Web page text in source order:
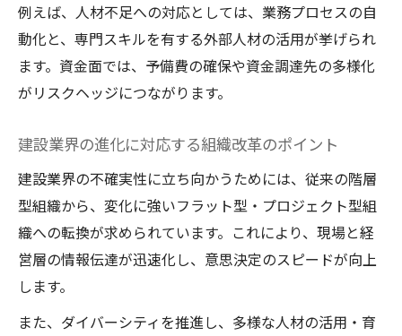
例えば、人材不足への対応としては、業務プロセスの自
動化と、専門スキルを有する外部人材の活用が挙げられ
ます。資金面では、予備費の確保や資金調達先の多様化
がリスクヘッジにつながります。
建設業界の進化に対応する組織改革のポイント
建設業界の不確実性に立ち向かうためには、従来の階層
型組織から、変化に強いフラット型・プロジェクト型組
織への転換が求められています。これにより、現場と経
営層の情報伝達が迅速化し、意思決定のスピードが向上
します。
また、ダイバーシティを推進し、多様な人材の活用・育